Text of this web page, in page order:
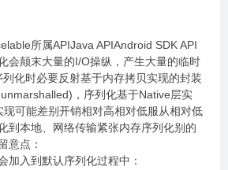
所属APIJava APIAndroid SDK API
会颠末大量的I/O操纵，产生大量的临时
化时必要反射基于内存拷贝实现的封装
，序列化基于Native层实
可能差别开销相对高相对低服从相对低
到本地、网络传输紧张内存序列化别的
意点：
加入到默认序列化过程中：